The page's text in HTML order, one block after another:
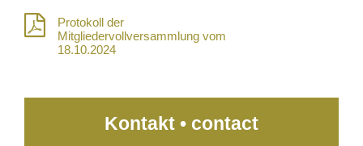
Protokoll der
Mitgliedervollversammlung vom
18.10.2024
Kontakt • contact